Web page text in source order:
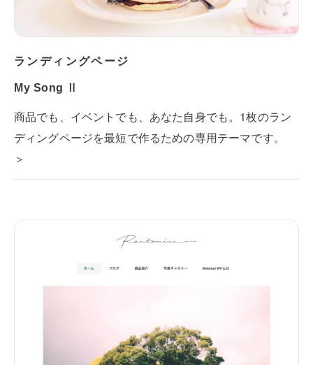
ランディングページ
My Song Ⅱ
商品でも、イベントでも、あなた自身でも。1枚のラン
ディングページを最短で作るための専用テーマです。
＞